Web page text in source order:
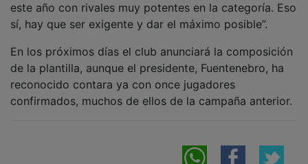
sí, hay que ser exigente y dar el máximo posible”.
de la plantilla, aunque el presidente, Fuentenebro, ha
reconocido contara ya con once jugadores
confirmados, muchos de ellos de la campaña anterior.